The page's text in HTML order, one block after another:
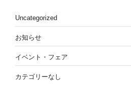
Uncategorized
お知らせ
イベント・フェア
カテゴリーなし